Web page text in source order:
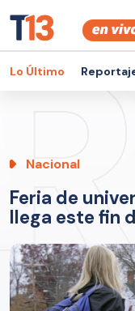
Lo Último
Nacional
Feria de
llega este fin